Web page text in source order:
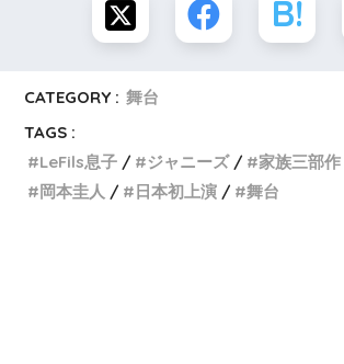
CATEGORY : 舞台
TAGS :
LeFils息子
ジャニーズ 家族三部作
岡本圭人
日本初上演 舞台